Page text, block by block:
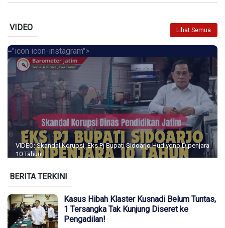
VIDEO Lihat Semua
="icon icon-instagram">
VIDEO: Skandal Korupsi, Eks Pj Bupati Sidoarjo Hudiyono Dipenjara
10 Tahun!
BERITA TERKINI
Kasus Hibah Klaster Kusnadi Belum Tuntas,
1 Tersangka Tak Kunjung Diseret ke
Pengadilan!